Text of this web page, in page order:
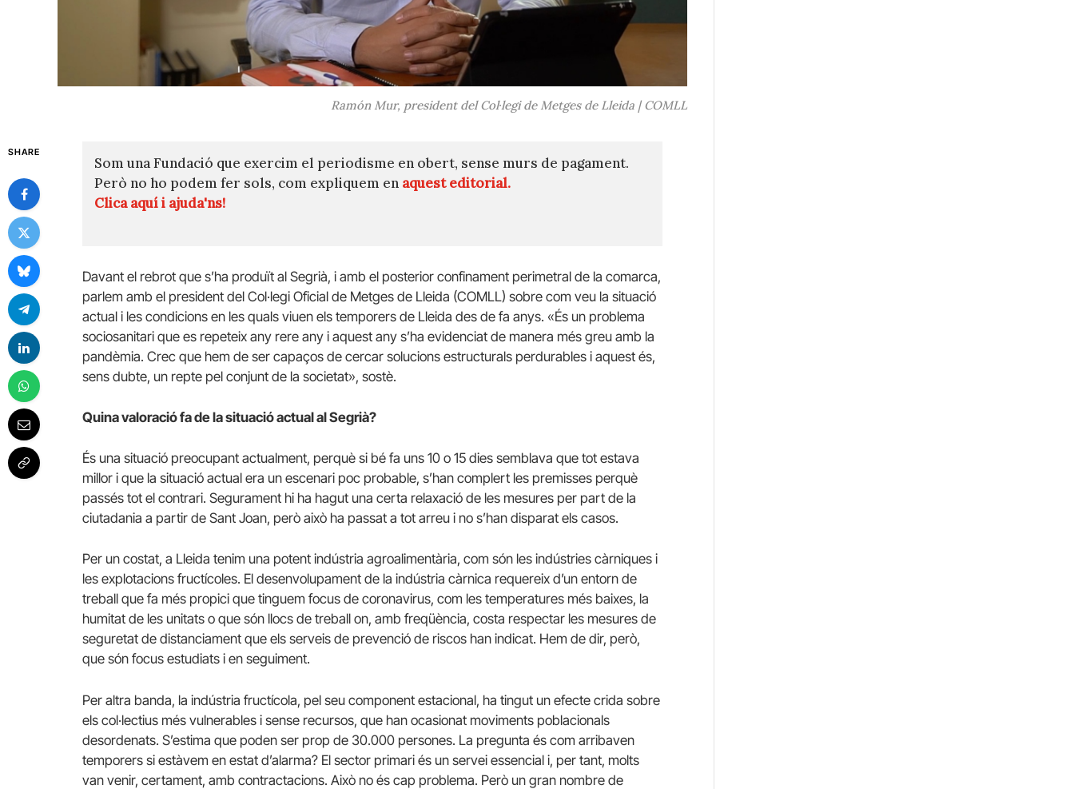
Ramón Mur, president del Col·legi de Metges de Lleida | COMLL
SHARE
Som una Fundació que exercim el periodisme en obert, sense murs de pagament.
Però no ho podem fer sols, com expliquem en aquest editorial.
Clica aquí i ajuda'ns!
Davant el rebrot que s’ha produït al Segrià, i amb el posterior confinament perimetral de la comarca,
parlem amb el president del Col·legi Oficial de Metges de Lleida (COMLL) sobre com veu la situació
actual i les condicions en les quals viuen els temporers de Lleida des de fa anys. «És un problema
sociosanitari que es repeteix any rere any i aquest any s’ha evidenciat de manera més greu amb la
pandèmia. Crec que hem de ser capaços de cercar solucions estructurals perdurables i aquest és,
sens dubte, un repte pel conjunt de la societat», sostè.
Quina valoració fa de la situació actual al Segrià?
És una situació preocupant actualment, perquè si bé fa uns 10 o 15 dies semblava que tot estava
millor i que la situació actual era un escenari poc probable, s’han complert les premisses perquè
passés tot el contrari. Segurament hi ha hagut una certa relaxació de les mesures per part de la
ciutadania a partir de Sant Joan, però això ha passat a tot arreu i no s’han disparat els casos.
Per un costat, a Lleida tenim una potent indústria agroalimentària, com són les indústries càrniques i
les explotacions fructícoles. El desenvolupament de la indústria càrnica requereix d’un entorn de
treball que fa més propici que tinguem focus de coronavirus, com les temperatures més baixes, la
humitat de les unitats o que són llocs de treball on, amb freqüència, costa respectar les mesures de
seguretat de distanciament que els serveis de prevenció de riscos han indicat. Hem de dir, però,
que són focus estudiats i en seguiment.
Per altra banda, la indústria fructícola, pel seu component estacional, ha tingut un efecte crida sobre
els col·lectius més vulnerables i sense recursos, que han ocasionat moviments poblacionals
desordenats. S’estima que poden ser prop de 30.000 persones. La pregunta és com arribaven
temporers si estàvem en estat d’alarma? El sector primari és un servei essencial i, per tant, molts
van venir, certament, amb contractacions. Això no és cap problema. Però un gran nombre de